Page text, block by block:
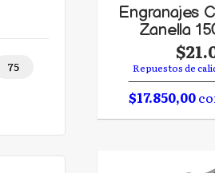
75
Engranajes
Zanella
Repuestos de
$17.850,00